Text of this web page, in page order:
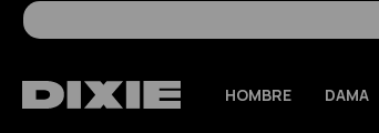
HOMBRE DAMA